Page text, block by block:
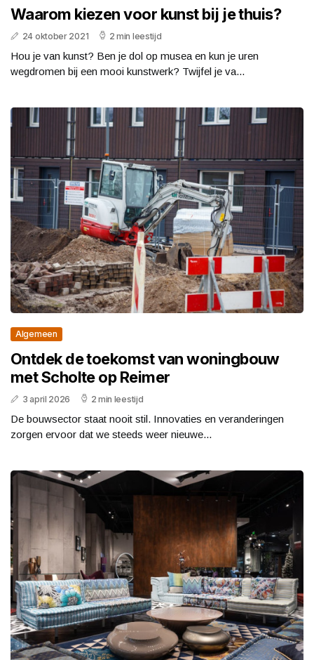
Waarom kiezen voor kunst bij je thuis?
24 oktober 2021 2 min leestijd
Hou je van kunst? Ben je dol op musea en kun je uren
wegdromen bij een mooi kunstwerk? Twijfel je va...
Algemeen
Ontdek de toekomst van woningbouw
met Scholte op Reimer
3 april 2026 2 min leestijd
De bouwsector staat nooit stil. Innovaties en veranderingen
zorgen ervoor dat we steeds weer nieuwe...